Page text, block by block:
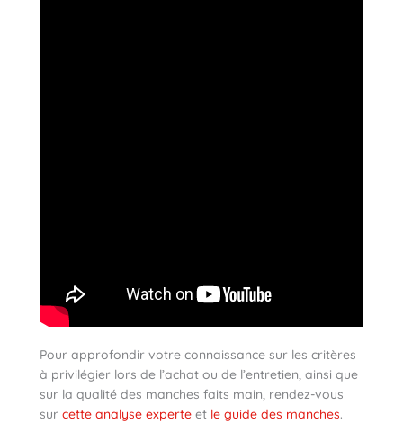
Pour approfondir votre connaissance sur les critères
à privilégier lors de l’achat ou de l’entretien, ainsi que
sur la qualité des manches faits main, rendez-vous
sur cette analyse experte et le guide des manches.